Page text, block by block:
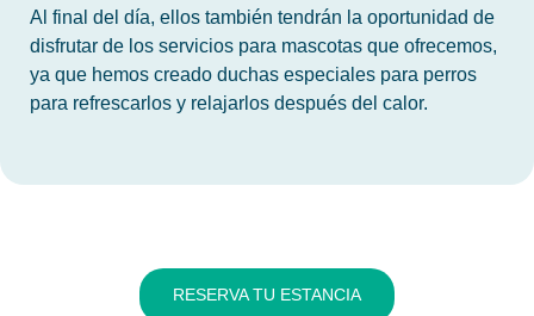
Al final del día, ellos también tendrán la oportunidad de
disfrutar de los servicios para mascotas que ofrecemos,
ya que hemos creado duchas especiales para perros
para refrescarlos y relajarlos después del calor.
RESERVA TU ESTANCIA